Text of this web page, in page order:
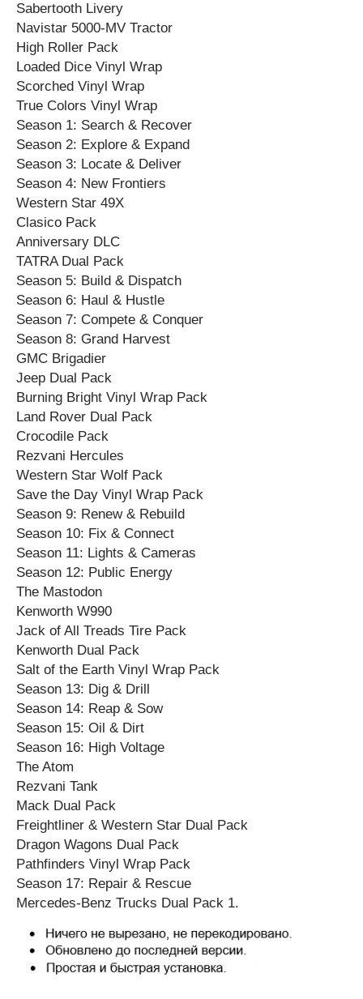
Sabertooth Livery
Navistar 5000-MV Tractor
High Roller Pack
Loaded Dice Vinyl Wrap
Scorched Vinyl Wrap
True Colors Vinyl Wrap
Season 1: Search & Recover
Season 2: Explore & Expand
Season 3: Locate & Deliver
Season 4: New Frontiers
Western Star 49X
Clasico Pack
Anniversary DLC
TATRA Dual Pack
Season 5: Build & Dispatch
Season 6: Haul & Hustle
Season 7: Compete & Conquer
Season 8: Grand Harvest
GMC Brigadier
Jeep Dual Pack
Burning Bright Vinyl Wrap Pack
Land Rover Dual Pack
Crocodile Pack
Rezvani Hercules
Western Star Wolf Pack
Save the Day Vinyl Wrap Pack
Season 9: Renew & Rebuild
Season 10: Fix & Connect
Season 11: Lights & Cameras
Season 12: Public Energy
The Mastodon
Kenworth W990
Jack of All Treads Tire Pack
Kenworth Dual Pack
Salt of the Earth Vinyl Wrap Pack
Season 13: Dig & Drill
Season 14: Reap & Sow
Season 15: Oil & Dirt
Season 16: High Voltage
The Atom
Rezvani Tank
Mack Dual Pack
Freightliner & Western Star Dual Pack
Dragon Wagons Dual Pack
Pathfinders Vinyl Wrap Pack
Season 17: Repair & Rescue
Mercedes-Benz Trucks Dual Pack 1.